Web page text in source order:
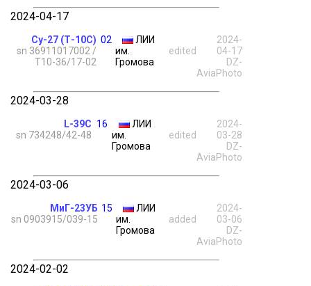
2024-04-17
Су-27 (Т-10С)
sn 36911017002 /
Т10-36/17-02
02
ЛИИ
им.
Громова
edited
2024-
04-17
DZ-
AviaPhoto
2024-03-28
L-39C
sn 734248/42-48
16
ЛИИ
им.
Громова
edited
2024-
03-28
DZ-
AviaPhoto
2024-03-06
МиГ-23УБ
sn 0903915/039-15
15
ЛИИ
им.
Громова
added
2024-
03-06
DZ-
AviaPhoto
2024-02-02